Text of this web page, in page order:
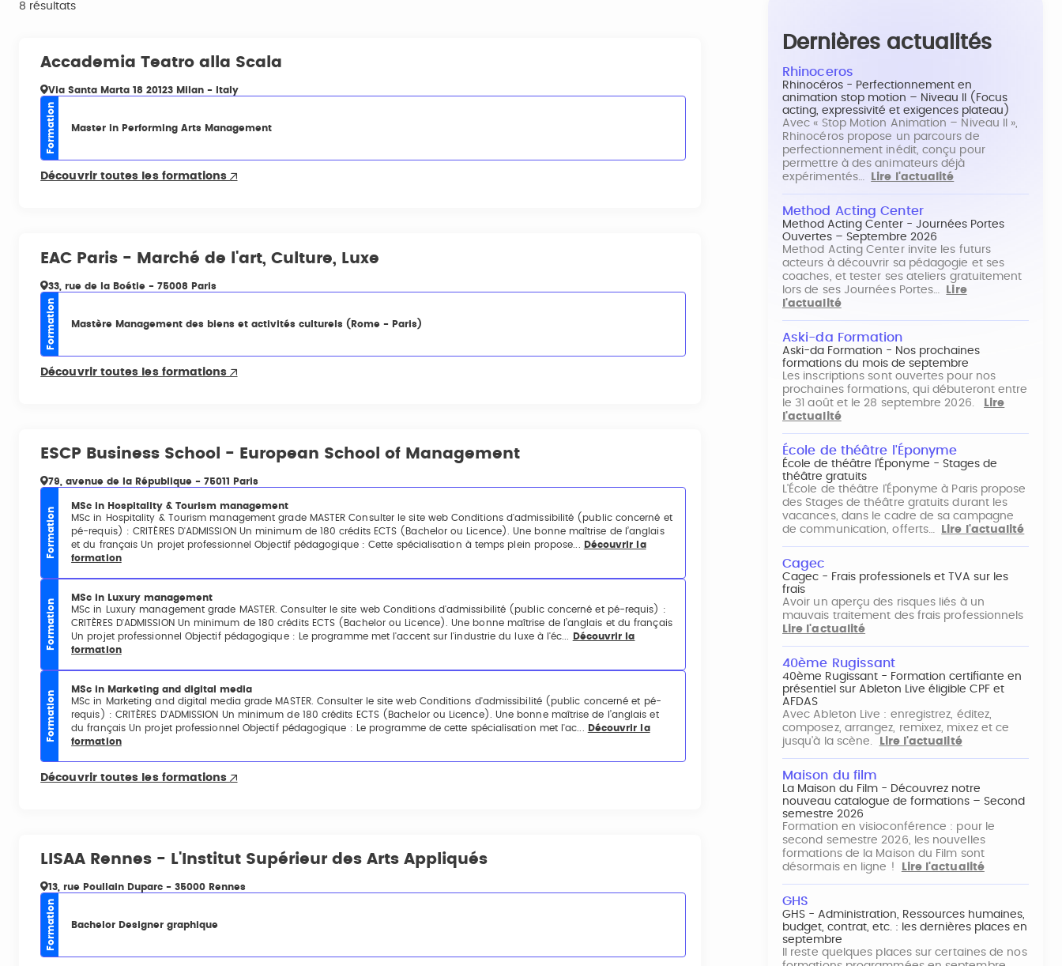
8 résultats
Accademia Teatro alla Scala
Via Santa Marta 18 20123 Milan - Italy
Formation Master in Performing Arts Management
Découvrir toutes les formations
EAC Paris - Marché de l'art, Culture, Luxe
33, rue de la Boétie - 75008 Paris
Formation Mastère Management des biens et activités culturels (Rome - Paris)
Découvrir toutes les formations
ESCP Business School - European School of Management
79, avenue de la République - 75011 Paris
Formation
MSc in Hospitality & Tourism management
MSc in Hospitality & Tourism management grade MASTER Consulter le site web Conditions d'admissibilité (public concerné et
pé-requis) : CRITÈRES D'ADMISSION Un minimum de 180 crédits ECTS (Bachelor ou Licence). Une bonne maîtrise de l’anglais
et du français Un projet professionnel Objectif pédagogique : Cette spécialisation à temps plein propose...
Découvrir la
formation
Formation
MSc in Luxury management
MSc in Luxury management grade MASTER. Consulter le site web Conditions d'admissibilité (public concerné et pé-requis) :
CRITÈRES D'ADMISSION Un minimum de 180 crédits ECTS (Bachelor ou Licence). Une bonne maîtrise de l’anglais et du français
Un projet professionnel Objectif pédagogique : Le programme met l'accent sur l'industrie du luxe à l'éc...
Découvrir la
formation
Formation
MSc in Marketing and digital media
MSc in Marketing and digital media grade MASTER. Consulter le site web Conditions d'admissibilité (public concerné et pé-
requis) : CRITÈRES D'ADMISSION Un minimum de 180 crédits ECTS (Bachelor ou Licence). Une bonne maîtrise de l’anglais et
du français Un projet professionnel Objectif pédagogique : Le programme de cette spécialisation met l'ac...
Découvrir la
formation
Découvrir toutes les formations
LISAA Rennes - L'Institut Supérieur des Arts Appliqués
13, rue Poullain Duparc - 35000 Rennes
Formation Bachelor Designer graphique
Dernières actualités
Rhinoceros
Rhinocéros - Perfectionnement en
animation stop motion – Niveau II (Focus
acting, expressivité et exigences plateau)
Avec « Stop Motion Animation – Niveau II »,
Rhinocéros propose un parcours de
perfectionnement inédit, conçu pour
permettre à des animateurs déjà
expérimentés…
Lire l'actualité
Method Acting Center
Method Acting Center - Journées Portes
Ouvertes – Septembre 2026
Method Acting Center invite les futurs
acteurs à découvrir sa pédagogie et ses
coaches, et tester ses ateliers gratuitement
lors de ses Journées Portes…
Lire
l'actualité
Aski-da Formation
Aski-da Formation - Nos prochaines
formations du mois de septembre
Les inscriptions sont ouvertes pour nos
prochaines formations, qui débuteront entre
le 31 août et le 28 septembre 2026.
Lire
l'actualité
École de théâtre l'Éponyme
École de théâtre l'Éponyme - Stages de
théâtre gratuits
L'École de théâtre l'Éponyme à Paris propose
des Stages de théâtre gratuits durant les
vacances, dans le cadre de sa campagne
de communication, offerts…
Lire l'actualité
Cagec
Cagec - Frais professionels et TVA sur les
frais
Avoir un aperçu des risques liés à un
mauvais traitement des frais professionnels
Lire l'actualité
40ème Rugissant
40ème Rugissant - Formation certifiante en
présentiel sur Ableton Live éligible CPF et
AFDAS
Avec Ableton Live : enregistrez, éditez,
composez, arrangez, remixez, mixez et ce
jusqu'à la scène.
Lire l'actualité
Maison du film
La Maison du Film - Découvrez notre
nouveau catalogue de formations – Second
semestre 2026
Formation en visioconférence : pour le
second semestre 2026, les nouvelles
formations de la Maison du Film sont
désormais en ligne !
Lire l'actualité
GHS
GHS - Administration, Ressources humaines,
budget, contrat, etc. : les dernières places en
septembre
Il reste quelques places sur certaines de nos